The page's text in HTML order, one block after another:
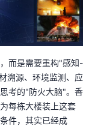
而是需要重构"感知-
溯源、环境监测、应
考的"防火大脑"。香
每栋大楼装上这套
件，其实已经成